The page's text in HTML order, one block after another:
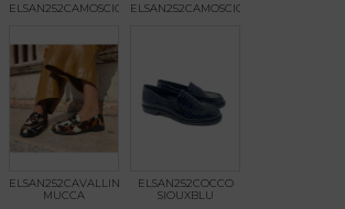
ELSAN252CAMOSCIOVERDEELSAN252CAMOSCIOZANTE
ELSAN252CAVALLINODOUBLE
MUCCA
ELSAN252COCCO
SIOUXBLU